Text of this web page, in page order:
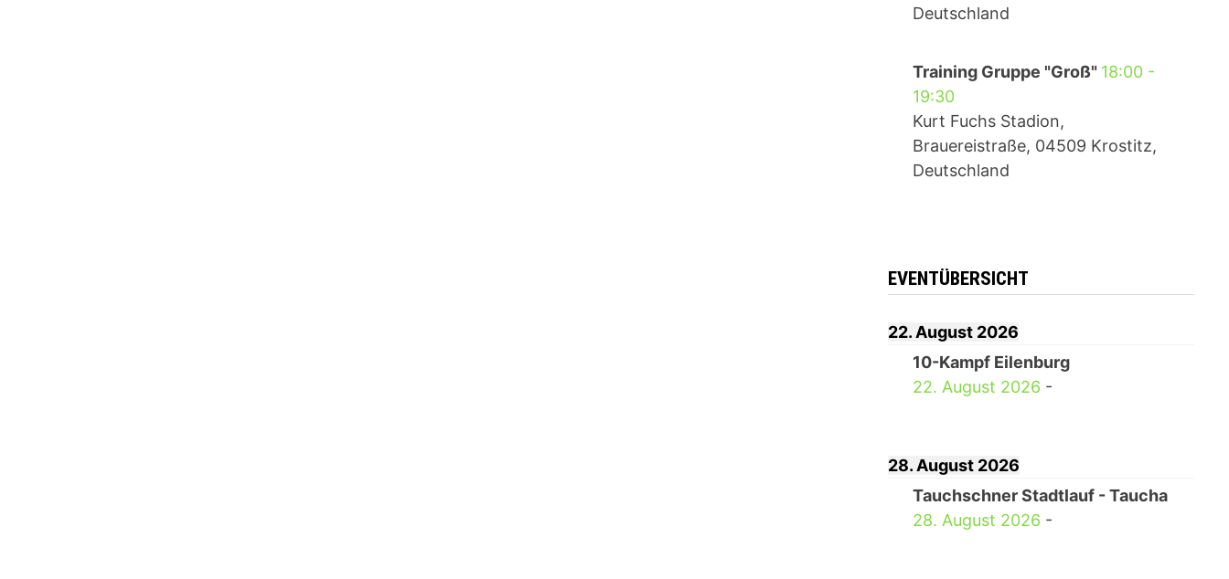
Deutschland
Training Gruppe "Groß" 18:00-
19:30
Kurt Fuchs Stadion,
Brauereistraße, 04509 Krostitz,
Deutschland
EVENTÜBERSICHT
22. August 2026
10-Kampf Eilenburg
22. August 2026 -
28. August 2026
Tauchschner Stadtlauf - Taucha
28. August 2026 -